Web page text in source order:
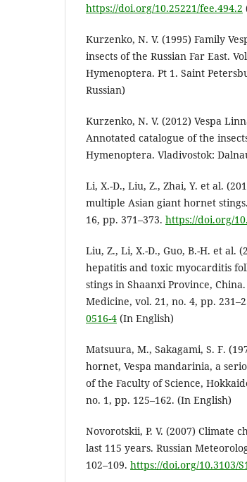
https://doi.org/10.25221/fee.494.2
Kurzenko, N. V. (1995) Family
insects of the Russian Far East.
Hymenoptera. Pt 1. Saint
Russian)
Kurzenko, N. V. (2012) Vespa
Annotated catalogue of the
Hymenoptera. Vladivostok:
Li, X.-D., Liu, Z., Zhai, Y. et al.
multiple Asian giant hornet
16, pp. 371–373. https://doi.org/
Liu, Z., Li, X.-D., Guo, B.-H. et
hepatitis and toxic myocarditis
stings in Shaanxi Province,
Medicine, vol. 21, no. 4, pp.
0516-4 (In English)
Matsuura, M., Sakagami, S. F.
hornet, Vespa mandarinia, a
of the Faculty of Science,
no. 1, pp. 125–162. (In English)
Novorotskii, P. V. (2007) Climate
last 115 years. Russian
102–109. https://doi.org/10.3103/